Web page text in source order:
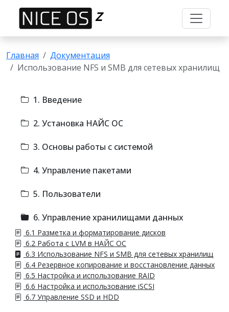
Z
Главная
Документация
Использование NFS и SMB для сетевых хранилищ
1. Введение
2. Установка НАЙС ОС
3. Основы работы с системой
4. Управление пакетами
5. Пользователи
6. Управление хранилищами данных
6.1 Разметка и форматирование дисков
6.2 Работа с LVM в НАЙС ОС
6.3 Использование NFS и SMB для сетевых хранилищ
6.4 Резервное копирование и восстановление данных
6.5 Настройка и использование RAID
6.6 Настройка и использование iSCSI
6.7 Управление SSD и HDD